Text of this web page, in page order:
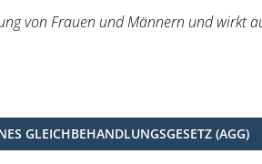
von Frauen und Männern und wirkt
GLEICHBEHANDLUNGSGESETZ (AGG)